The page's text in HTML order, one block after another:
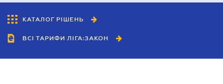
КАТАЛОГ РІШЕНЬ
ВСІ ТАРИФИ ЛІГА:ЗАКОН